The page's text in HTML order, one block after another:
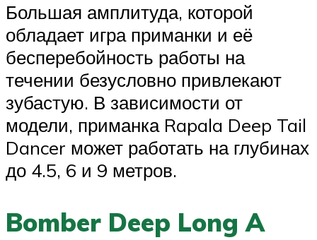
Большая амплитуда, которой
обладает игра приманки и её
бесперебойность работы на
течении безусловно привлекают
зубастую. В зависимости от
модели, приманка Rapala Deep Tail
Dancer может работать на глубинах
до 4.5, 6 и 9 метров.
Bomber Deep Long A